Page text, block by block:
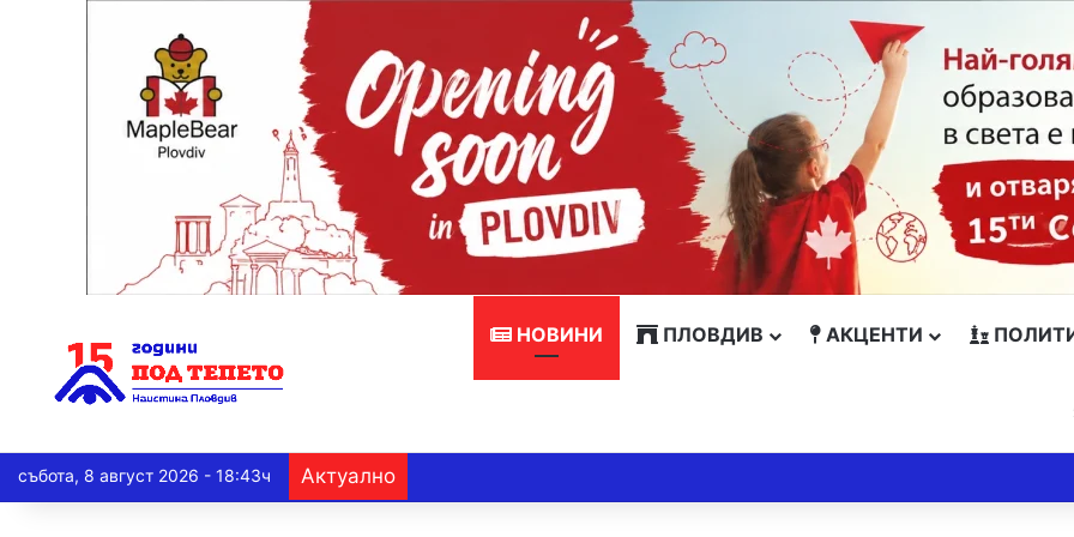
НОВИНИ ПЛОВДИВ АКЦЕНТИ
събота, 8 август 2026 - 18:43ч Актуално